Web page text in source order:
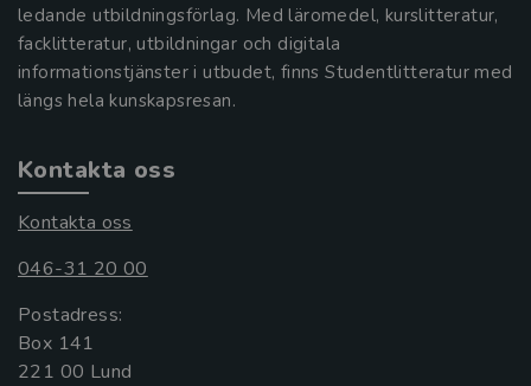
ledande utbildningsförlag. Med läromedel, kurslitteratur,
facklitteratur, utbildningar och digitala
informationstjänster i utbudet, finns Studentlitteratur med
längs hela kunskapsresan.
Kontakta oss
Kontakta oss
046-31 20 00
Postadress:
Box 141
221 00 Lund